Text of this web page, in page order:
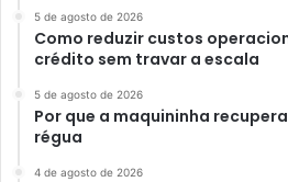
5 de agosto de 2026
Como reduzir custos
crédito sem travar a escala
5 de agosto de 2026
Por que a maquininha
régua
4 de agosto de 2026